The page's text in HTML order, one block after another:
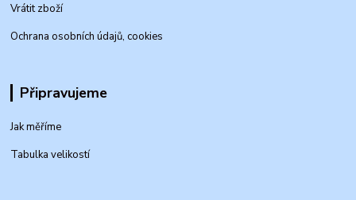
Vrátit zboží
Ochrana osobních údajů, cookies
Připravujeme
Jak měříme
Tabulka velikostí